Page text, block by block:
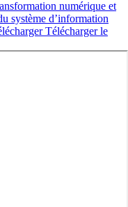
numérique et
système d’information
Télécharger le